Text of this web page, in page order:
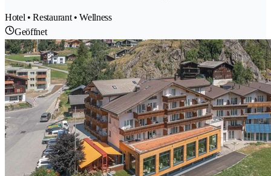
Hotel • Restaurant • Wellness
Geöffnet